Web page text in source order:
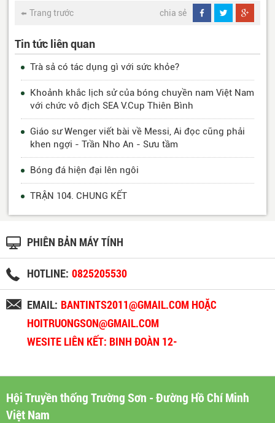
hoặc trà xanh nhẹ, chúng sẽ ít gây ảnh
hưởng đến thận và hệ thần kinh.
Mặc dù trà có thể mang lại nhiều lợi ích cho sức
khỏe, nhưng nếu không uống đúng cách, thói
quen uống trà đặc có thể gây ảnh hưởng tiêu
cực đến thận và sức khỏe tổng thể. Hãy luôn nhớ
rằng, việc duy trì một chế độ uống trà hợp lý và
khoa học sẽ giúp bạn tận dụng tối đa lợi ích mà
trà mang lại mà không lo gây hại cho cơ thể.
Trang trước chia sẻ
Tin tức liên quan
Trà sả có tác dụng gì với sức khỏe?
Khoảnh khắc lịch sử của bóng chuyền nam Việt Nam
với chức vô địch SEA V.Cup Thiên Bình
Giáo sư Wenger viết bài về Messi, Ai đọc cũng phải
khen ngợi - Trần Nho An - Sưu tầm
Bóng đá hiện đại lên ngôi
TRẬN 104. CHUNG KẾT
PHIÊN BẢN MÁY TÍNH
HOTLINE: 0825205530
EMAIL: BANTINTS2011@GMAIL.COM HOẶC
HOITRUONGSON@GMAIL.COM
WESITE LIÊN KẾT: BINH ĐOÀN 12-
Hội Truyền thống Trường Sơn - Đường Hồ Chí Minh
Việt Nam